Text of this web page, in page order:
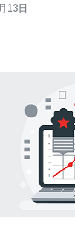
行。 定期备份数据 定期备份站群服
13日